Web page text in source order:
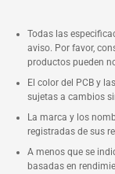
Todas las
aviso. Por favor,
productos pueden
El color del PCB y
sujetas a cambios
La marca y los
registradas de sus
A menos que se
basadas en